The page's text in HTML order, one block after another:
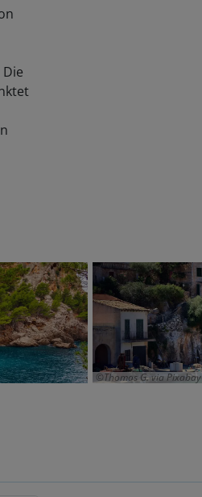
Thomas G. via Pixabay